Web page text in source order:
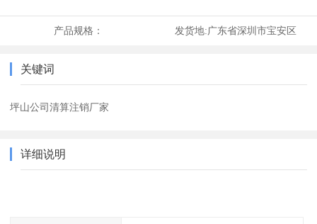
产品规格： 发货地:广东省深圳市宝安区
关键词
坪山公司清算注销厂家
详细说明